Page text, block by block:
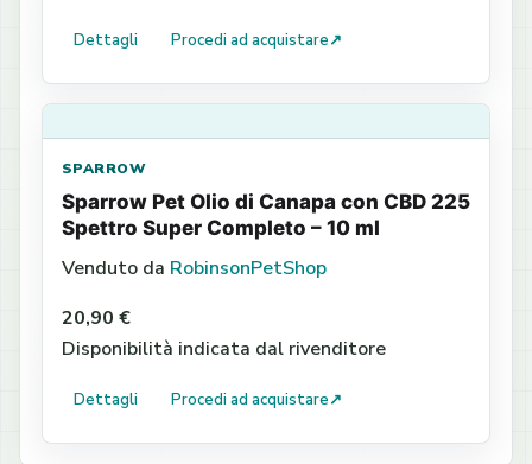
Dettagli Procedi ad acquistare↗
SPARROW
Sparrow Pet Olio di Canapa con CBD 225
Spettro Super Completo – 10 ml
Venduto da RobinsonPetShop
20,90 €
Disponibilità indicata dal rivenditore
Dettagli Procedi ad acquistare↗